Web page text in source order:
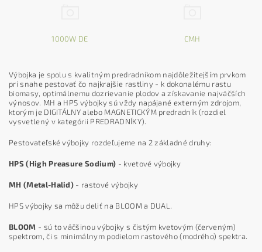
1000W DE CMH
Výbojka je spolu s kvalitným predradníkom najdôležitejším prvkom
pri snahe pestovať čo najkrajšie rastliny - k dokonalému rastu
biomasy, optimálnemu dozrievanie plodov a získavanie najväčších
výnosov. MH a HPS výbojky sú vždy napájané externým zdrojom,
ktorým je DIGITÁLNY alebo MAGNETICKÝM predradník (rozdiel
vysvetlený v kategórii PREDRADNÍKY).
Pestovateľské výbojky rozdeľujeme na 2 základné druhy:
HPS (High Preasure Sodium) - kvetové výbojky
MH (Metal-Halid) - rastové výbojky
HPS výbojky sa môžu deliť na BLOOM a DUAL.
BLOOM - sú to väčšinou výbojky s čistým kvetovým (červeným)
spektrom, či s minimálnym podielom rastového (modrého) spektra.